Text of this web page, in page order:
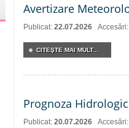
Avertizare
Publicat: 22.07.2026
CITEŞTE MAI MULT...
Prognoza
Publicat: 20.07.2026